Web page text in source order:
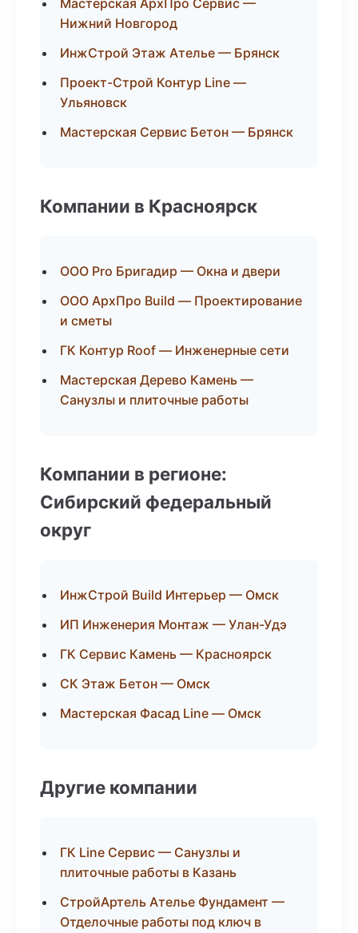
Мастерская АрхПро Сервис —
Нижний Новгород
ИнжСтрой Этаж Ателье — Брянск
Проект-Строй Контур Line —
Ульяновск
Мастерская Сервис Бетон — Брянск
Компании в Красноярск
ООО Pro Бригадир — Окна и двери
ООО АрхПро Build — Проектирование
и сметы
ГК Контур Roof — Инженерные сети
Мастерская Дерево Камень —
Санузлы и плиточные работы
Компании в регионе:
Сибирский федеральный
округ
ИнжСтрой Build Интерьер — Омск
ИП Инженерия Монтаж — Улан-Удэ
ГК Сервис Камень — Красноярск
СК Этаж Бетон — Омск
Мастерская Фасад Line — Омск
Другие компании
ГК Line Сервис — Санузлы и
плиточные работы в Казань
СтройАртель Ателье Фундамент —
Отделочные работы под ключ в